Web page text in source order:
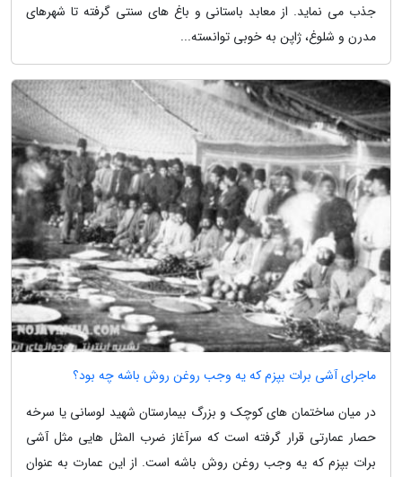
جذب می نماید. از معابد باستانی و باغ های سنتی گرفته تا شهرهای
مدرن و شلوغ، ژاپن به خوبی توانسته...
ماجرای آشی برات بپزم که یه وجب روغن روش باشه چه بود؟
در میان ساختمان های کوچک و بزرگ بیمارستان شهید لوسانی یا سرخه
حصار عمارتی قرار گرفته است که سرآغاز ضرب المثل هایی مثل آشی
برات بپزم که یه وجب روغن روش باشه است. از این عمارت به عنوان